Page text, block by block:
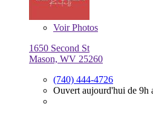
VoirPhotos
1650 Second St
Mason, WV 25260
(740) 444-4726
Ouvert aujourd'hui de 9h